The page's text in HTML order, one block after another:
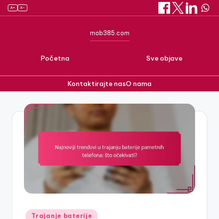
A+ A–
Početna
mob385.com
Sve objave
Kontaktirajte nasO nama
content
Posted
Trajanje baterije